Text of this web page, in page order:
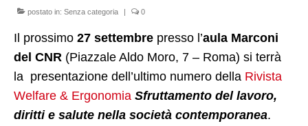
MIGRAZIONI, MOBILITA’ E MODELLI DI
POLITICHE E SERVIZI SOCIO-SANITARI,
ENTI DI TERZO SETTORE
PROCESSI DI IMPOVERIMENTO, STILI DI
VITA E INSICUREZZA ALIMENTARE
postato in: Senza categoria | 0
Il prossimo 27 settembre presso l’aula Marconi
del CNR (Piazzale Aldo Moro, 7 – Roma) si terrà
la presentazione dell’ultimo numero della Rivista
Welfare & Ergonomia Sfruttamento del lavoro,
diritti e salute nella società contemporanea.